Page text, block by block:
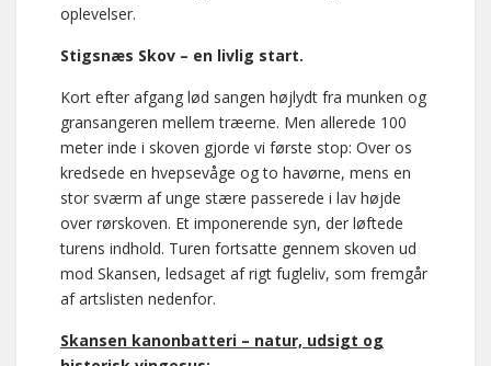
oplevelser.
Stigsnæs Skov – en livlig start.
Kort efter afgang lød sangen højlydt fra munken og
gransangeren mellem træerne. Men allerede 100
meter inde i skoven gjorde vi første stop: Over os
kredsede en hvepsevåge og to havørne, mens en
stor sværm af unge stære passerede i lav højde
over rørskoven. Et imponerende syn, der løftede
turens indhold. Turen fortsatte gennem skoven ud
mod Skansen, ledsaget af rigt fugleliv, som fremgår
af artslisten nedenfor.
Skansen kanonbatteri – natur, udsigt og